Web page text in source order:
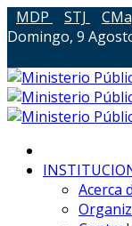
MDP STJ
Domingo, 9
Acerca